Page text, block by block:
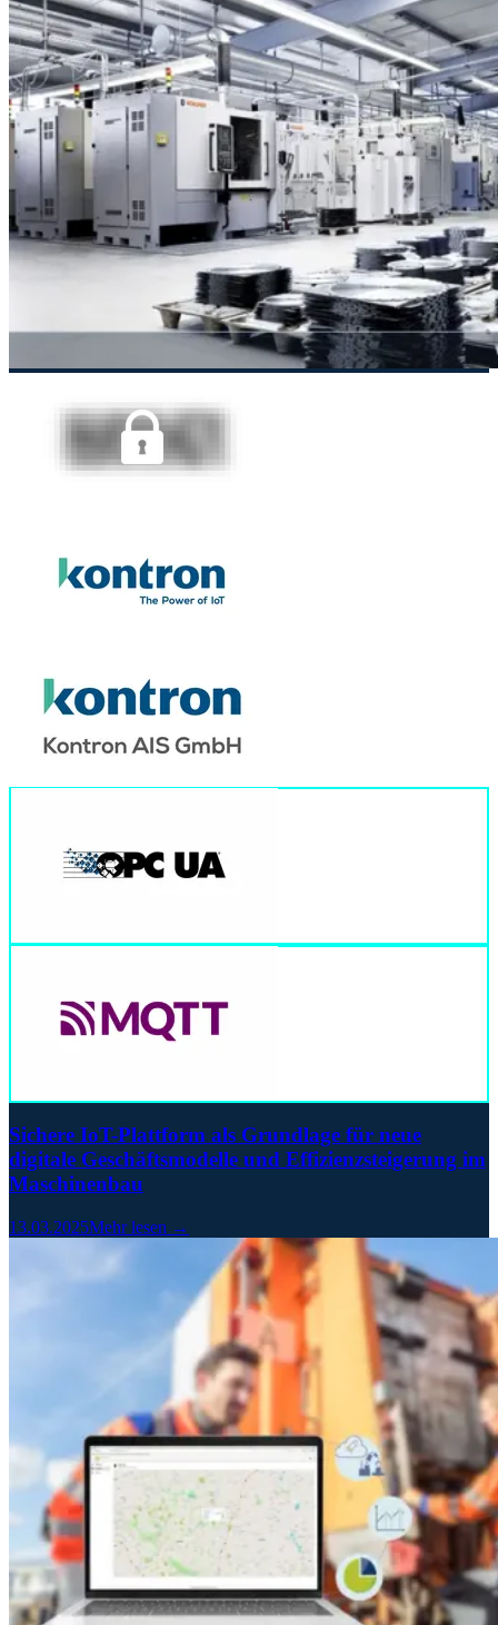
Sichere IoT-Plattform als Grundlage für neue
digitale Geschäftsmodelle und Effizienzsteigerung im
Maschinenbau
13.03.2025Mehr lesen →